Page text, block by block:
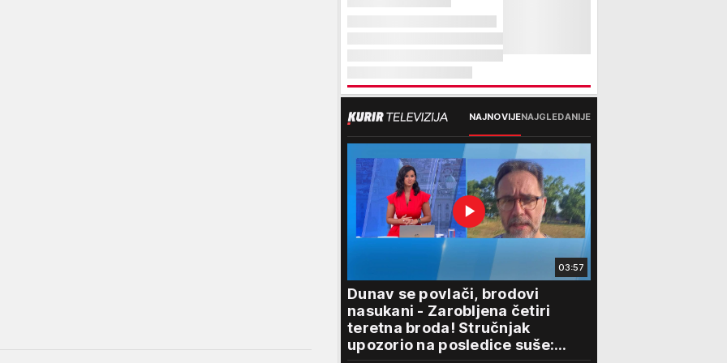
NAJNOVIJENAJGLEDANIJE
03:57
Dunav se povlači, brodovi
nasukani - Zarobljena četiri
teretna broda! Stručnjak
upozorio na posledice suše: